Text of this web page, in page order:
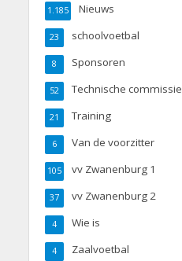
Nieuws
1.185
schoolvoetbal
23
Sponsoren
8
Technische commissie
52
Training
21
Van de voorzitter
6
vv Zwanenburg 1
105
vv Zwanenburg 2
37
Wie is
4
Zaalvoetbal
4